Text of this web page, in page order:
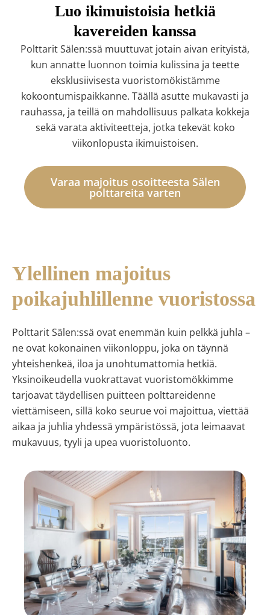
Luo ikimuistoisia hetkiä
kavereiden kanssa
Polttarit Sälen:ssä muuttuvat jotain aivan erityistä,
kun annatte luonnon toimia kulissina ja teette
eksklusiivisesta vuoristomökistämme
kokoontumispaikkanne. Täällä asutte mukavasti ja
rauhassa, ja teillä on mahdollisuus palkata kokkeja
sekä varata aktiviteetteja, jotka tekevät koko
viikonlopusta ikimuistoisen.
Varaa majoitus osoitteesta Sälen
polttareita varten
Ylellinen majoitus
poikajuhlillenne vuoristossa
Polttarit Sälen:ssä ovat enemmän kuin pelkkä juhla –
ne ovat kokonainen viikonloppu, joka on täynnä
yhteishenkeä, iloa ja unohtumattomia hetkiä.
Yksinoikeudella vuokrattavat vuoristomökkimme
tarjoavat täydellisen puitteen polttareidenne
viettämiseen, sillä koko seurue voi majoittua, viettää
aikaa ja juhlia yhdessä ympäristössä, jota leimaavat
mukavuus, tyyli ja upea vuoristoluonto.